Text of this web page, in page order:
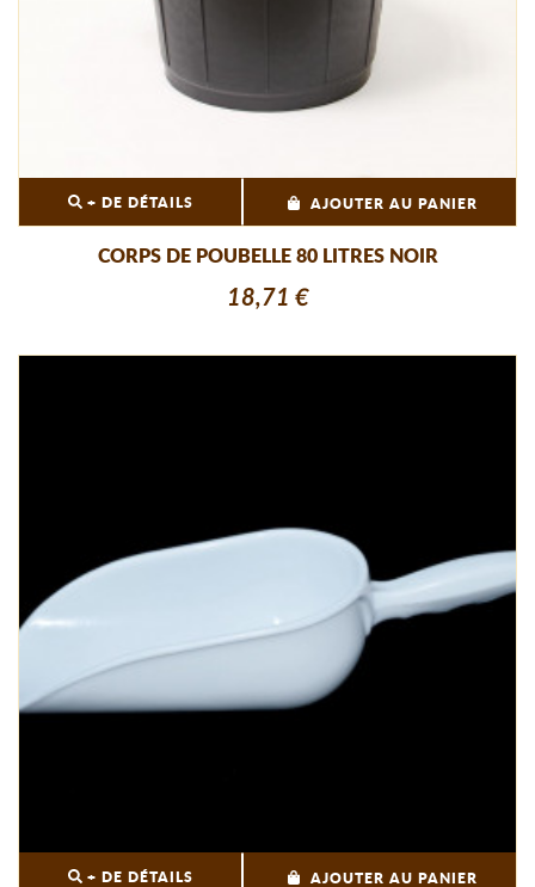
+ DE DÉTAILS AJOUTER AU PANIER
CORPS DE POUBELLE 80 LITRES NOIR
18,71 €
+ DE DÉTAILS AJOUTER AU PANIER